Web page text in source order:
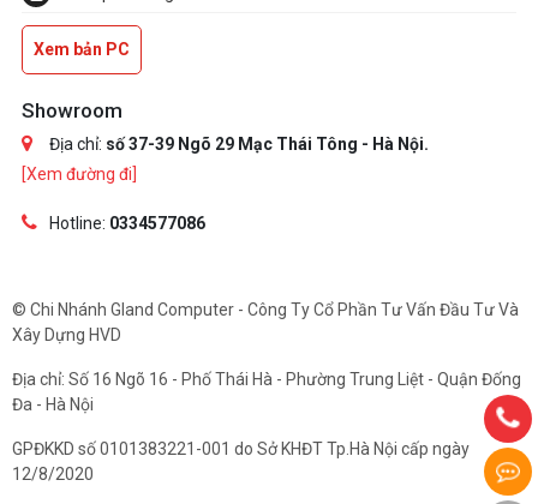
Xem bản PC
Showroom
Địa chỉ: số 37-39 Ngõ 29 Mạc Thái Tông - Hà Nội.
[Xem đường đi]
Hotline: 0334577086
© Chi Nhánh Gland Computer - Công Ty Cổ Phần Tư Vấn Đầu Tư Và
Xây Dựng HVD
Địa chỉ: Số 16 Ngõ 16 - Phố Thái Hà - Phường Trung Liệt - Quận Đống
Đa - Hà Nội
GPĐKKD số 0101383221-001 do Sở KHĐT Tp.Hà Nội cấp ngày
12/8/2020